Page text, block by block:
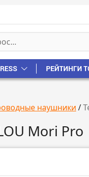
РЕЙТИНГИ
наушники /
Mori Pro